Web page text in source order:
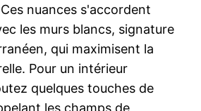
nuances s'accordent
les murs blancs, signature
qui maximisent la
Pour un intérieur
quelques touches de
les champs de